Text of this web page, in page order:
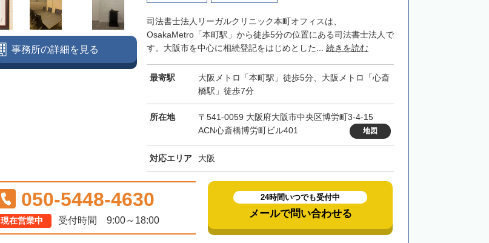
司法書士法人リーガルクリニック本町オフィスは、
OsakaMetro「本町駅」から徒歩5分の位置にある司法書士法人で
す。大阪市を中心に相続登記をはじめとした... 続きを読む
最寄駅
大阪メトロ「本町駅」徒歩5分、大阪メトロ「心斎
橋駅」徒歩7分
所在地
〒541-0059 大阪府大阪市中央区博労町3-4-15
ACN心斎橋博労町ビル401
地図
対応エリア 大阪
事務所の詳細を見る
050-5448-4630
現在営業中 受付時間 9:00～18:00
24時間いつでも受付中
メールで問い合わせる